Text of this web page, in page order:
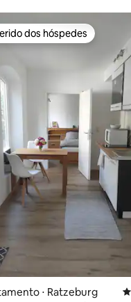
média de 5, 277
dos hóspedes
dos hóspedes
⋅ Ratzeburg